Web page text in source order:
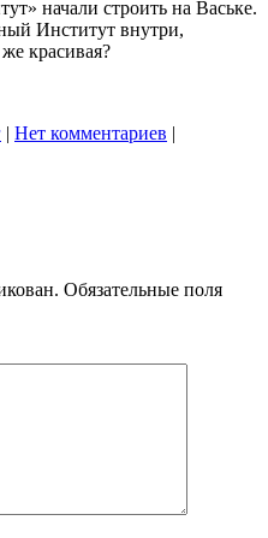
начали строить на Ваське.
Институт внутри,
красивая?
| Нет комментариев |
Обязательные поля